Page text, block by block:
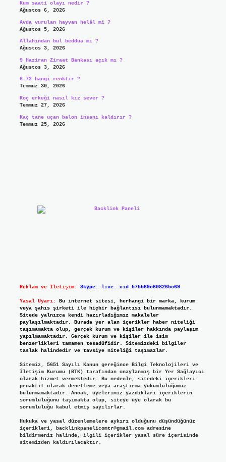
Kum saati olayı nedir ?
Ağustos 6, 2026
Avda vurulan hayvan helâl mi ?
Ağustos 5, 2026
Allahından bul beddua mı ?
Ağustos 3, 2026
9 Haziran Ziraat Bankası açık mı ?
Ağustos 3, 2026
6.72 hangi renktir ?
Temmuz 30, 2026
Koç erkeği nasıl kız sever ?
Temmuz 27, 2026
Kaç tane uçan balon insanı kaldırır ?
Temmuz 25, 2026
Reklam ve İletişim: Skype: live:.cid.575569c608265c69
Yasal Uyarı:
Bu internet sitesi, herhangi bir marka, kurum
veya şahıs şirketi ile hiçbir bağlantısı bulunmamaktadır.
Sitede yalnızca kendi hazırladığımız makaleler
paylaşılmaktadır. Burada yer alan içerikler haber niteliği
taşımamakta olup, gerçek kurum ve kişiler hakkında paylaşım
yapılmamaktadır. Gerçek kurum ve kişiler ile isim
benzerlikleri tamamen tesadüfidir. Sitemizdeki bilgiler
taslak halindedir ve tavsiye niteliği taşımazlar.
Sitemiz, 5651 Sayılı Kanun gereğince Bilgi Teknolojileri ve
İletişim Kurumu (BTK) tarafından onaylanmış bir Yer Sağlayıcı
olarak hizmet vermektedir. Bu nedenle, sitedeki içerikleri
proaktif olarak denetleme veya araştırma yükümlülüğümüz
bulunmamaktadır. Ancak, üyelerimiz yazdıkları içeriklerin
sorumluluğunu taşımakta olup, siteye üye olarak bu
sorumluluğu kabul etmiş sayılırlar.
Hukuka ve yasal düzenlemelere aykırı olduğunu düşündüğünüz
içerikleri, backlinkpanelicomtr@gmail.comadresine
bildirmeniz halinde, ilgili içerikler yasal süre içerisinde
sitemizden kaldırılacaktır.